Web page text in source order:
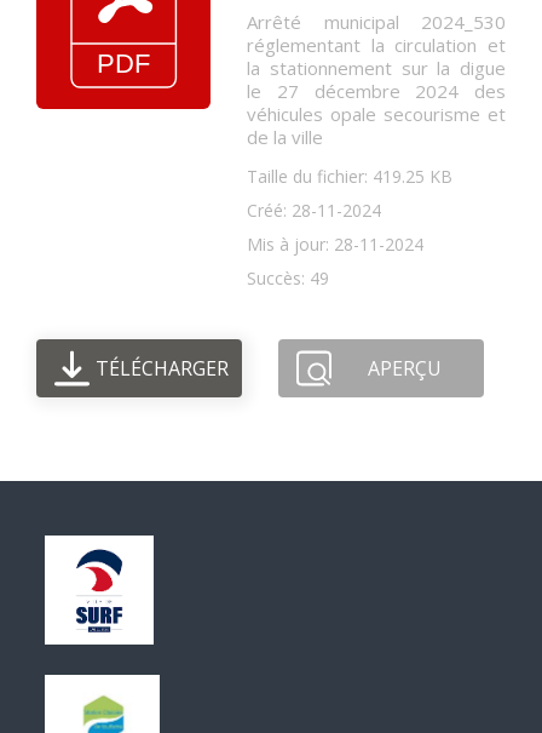
Arrêté municipal 2024_530
réglementant la circulation et
la stationnement sur la digue
le 27 décembre 2024 des
véhicules opale secourisme et
de la ville
Taille du fichier: 419.25 KB
Créé: 28-11-2024
Mis à jour: 28-11-2024
Succès: 49
TÉLÉCHARGER APERÇU